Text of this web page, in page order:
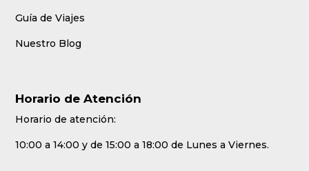
Guía de Viajes
Nuestro Blog
Horario de Atención
Horario de atención:
10:00 a 14:00 y de 15:00 a 18:00 de Lunes a Viernes.